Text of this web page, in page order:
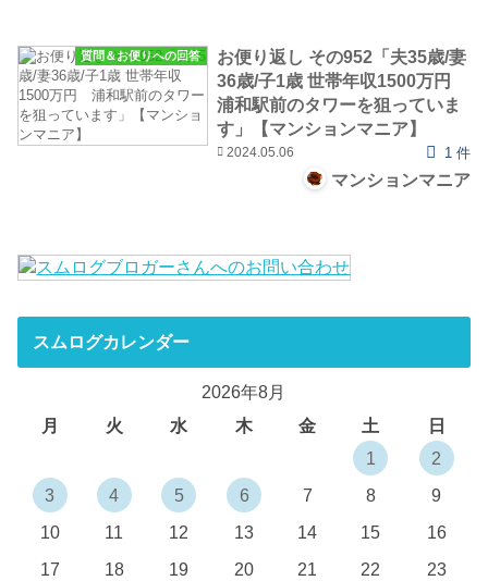
質問＆お便りへの回答
お便り返し その952「夫35歳/妻
36歳/子1歳 世帯年収1500万円
浦和駅前のタワーを狙っていま
す」【マンションマニア】
2024.05.06 1 件
マンションマニア
スムログカレンダー
2026年8月
月
火 水 木 金 土
日
1
2
3
4 5 6 7 8
9
10
11 12 13 14 15
16
17
18 19 20 21 22
23